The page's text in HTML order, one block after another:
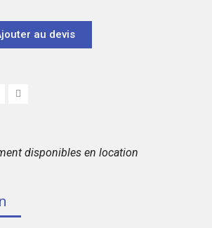
au devis
disponibles en location